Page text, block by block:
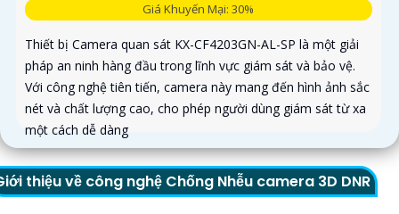
Giá Khuyến Mại: 30%
Thiết bị Camera quan sát KX-CF4203GN-AL-SP là một giải
pháp an ninh hàng đầu trong lĩnh vực giám sát và bảo vệ.
Với công nghệ tiên tiến, camera này mang đến hình ảnh sắc
nét và chất lượng cao, cho phép người dùng giám sát từ xa
một cách dễ dàng
thiệu về công nghệ Chống Nhễu camera 3D DNR